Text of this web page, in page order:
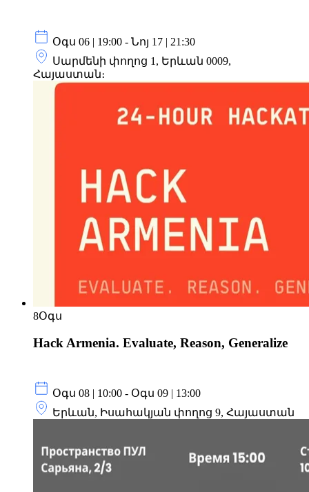
Օգս 06 | 19:00 - Նոյ 17 | 21:30
Սարմենի փողոց 1, Երևան 0009,
Հայաստան։
8Օգս
Hack Armenia. Evaluate, Reason, Generalize
Օգս 08 | 10:00 - Օգս 09 | 13:00
Երևան, Իսահակյան փողոց 9, Հայաստան